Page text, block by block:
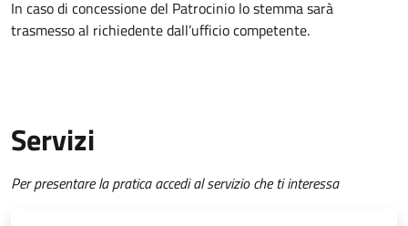
In caso di concessione del Patrocinio lo stemma sarà
trasmesso al richiedente dall’ufficio competente.
Servizi
Per presentare la pratica accedi al servizio che ti interessa